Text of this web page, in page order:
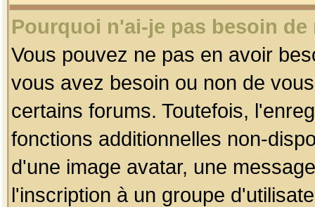
Pourquoi n'ai-je pas besoin
Vous pouvez ne pas en avoir
vous avez besoin ou non de
certains forums. Toutefois,
fonctions additionnelles non-
d'une image avatar, une
l'inscription à un groupe